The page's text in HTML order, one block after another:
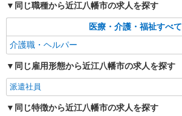
同じ職種から近江八幡市の求人を探す
医療・介護・福祉すべて
介護職・ヘルパー
同じ雇用形態から近江八幡市の求人を探す
派遣社員
同じ特徴から近江八幡市の求人を探す